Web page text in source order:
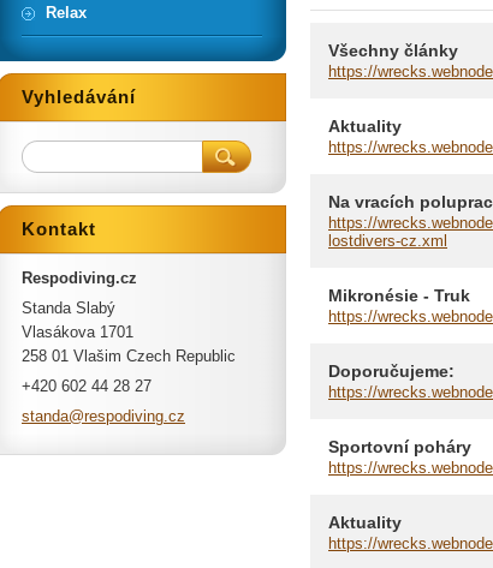
Všechny články
https://
Aktuality
https://
Na vracích
https://
lostdivers-cz.xml
Mikronésie - Truk
https://
Doporučujeme:
https://
Sportovní poháry
https://
Aktuality
https://
Relax
Vyhledávání
Kontakt
Respodiving.cz
Standa Slabý
Vlasákova 1701
258 01 Vlašim Czech Republic
+420 602 44 28 27
standa@respodiving.cz